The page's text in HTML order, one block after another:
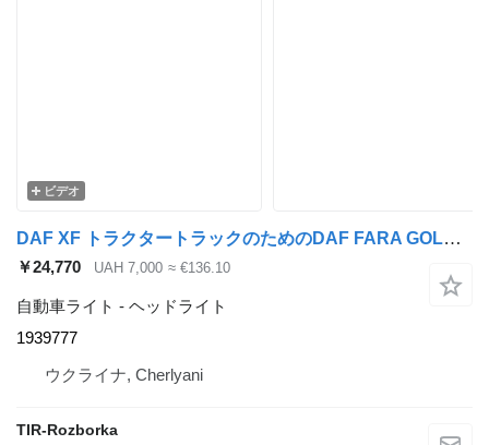
ビデオ
DAF XF トラクタートラックのためのDAF FARA GOLOVNA DAF XF106/CF EURO 6 >2013 ELEKTR. UPRAV. LIV. (STAN 1939777 ヘッドライト
￥24,770 UAH 7,000 ≈ €136.10
自動車ライト - ヘッドライト
1939777
ウクライナ, Cherlyani
TIR-Rozborka